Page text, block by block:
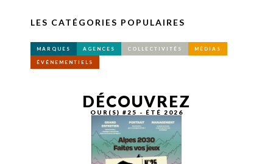
LES CATÉGORIES POPULAIRES
MARQUES AGENCES COLLECTIVITÉS MÉDIAS
ÉVÉNEMENTIELS
DÉCOUVREZ
OUR(S) #25 - ÉTÉ 2026